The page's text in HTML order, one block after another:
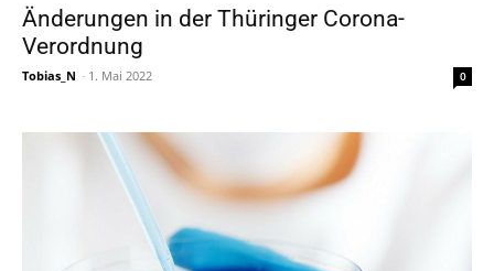
Änderungen in der Thüringer Corona-
Verordnung
Tobias_N - 1. Mai 2022 0